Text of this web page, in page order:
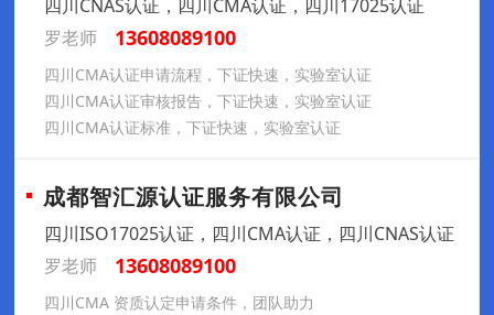
四川CNAS认证，四川CMA认证，四川17025认证
罗老师
13608089100
四川CMA认证申请流程，下证快速，实验室认证
四川CMA认证审核报告，下证快速，实验室认证
四川CMA认证标准，下证快速，实验室认证
成都智汇源认证服务有限公司
四川ISO17025认证，四川CMA认证，四川CNAS认证
罗老师
13608089100
四川CMA 资质认定申请条件，团队助力